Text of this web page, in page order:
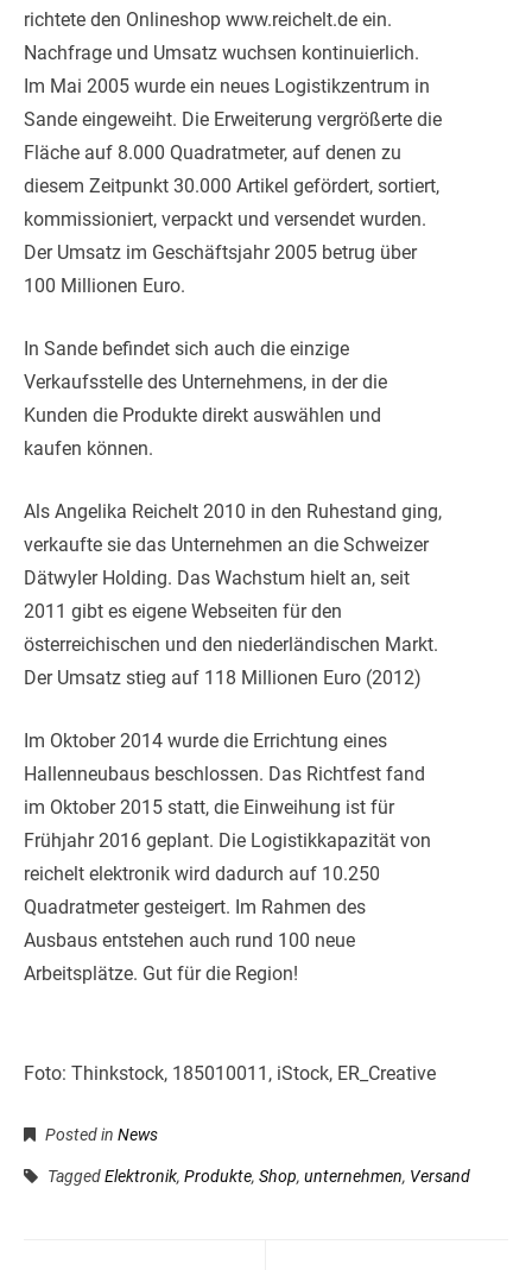
richtete den Onlineshop www.reichelt.de ein.
Nachfrage und Umsatz wuchsen kontinuierlich.
Im Mai 2005 wurde ein neues Logistikzentrum in
Sande eingeweiht. Die Erweiterung vergrößerte die
Fläche auf 8.000 Quadratmeter, auf denen zu
diesem Zeitpunkt 30.000 Artikel gefördert, sortiert,
kommissioniert, verpackt und versendet wurden.
Der Umsatz im Geschäftsjahr 2005 betrug über
100 Millionen Euro.
In Sande befindet sich auch die einzige
Verkaufsstelle des Unternehmens, in der die
Kunden die Produkte direkt auswählen und
kaufen können.
Als Angelika Reichelt 2010 in den Ruhestand ging,
verkaufte sie das Unternehmen an die Schweizer
Dätwyler Holding. Das Wachstum hielt an, seit
2011 gibt es eigene Webseiten für den
österreichischen und den niederländischen Markt.
Der Umsatz stieg auf 118 Millionen Euro (2012)
Im Oktober 2014 wurde die Errichtung eines
Hallenneubaus beschlossen. Das Richtfest fand
im Oktober 2015 statt, die Einweihung ist für
Frühjahr 2016 geplant. Die Logistikkapazität von
reichelt elektronik wird dadurch auf 10.250
Quadratmeter gesteigert. Im Rahmen des
Ausbaus entstehen auch rund 100 neue
Arbeitsplätze. Gut für die Region!
Foto: Thinkstock, 185010011, iStock, ER_Creative
Posted in News
TaggedElektronik, Produkte, Shop, unternehmen, Versand